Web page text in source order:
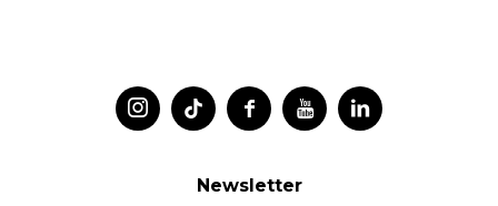
 
 
Newsletter